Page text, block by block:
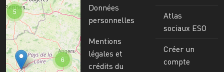
6
5
Données
personnelles
Mentions
légales et
crédits du
Atlas
sociaux ESO
Créer un
compte